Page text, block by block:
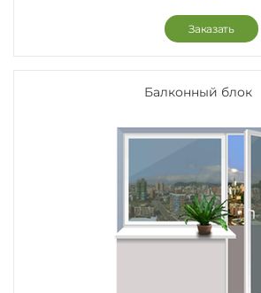
Заказать
Балконный блок